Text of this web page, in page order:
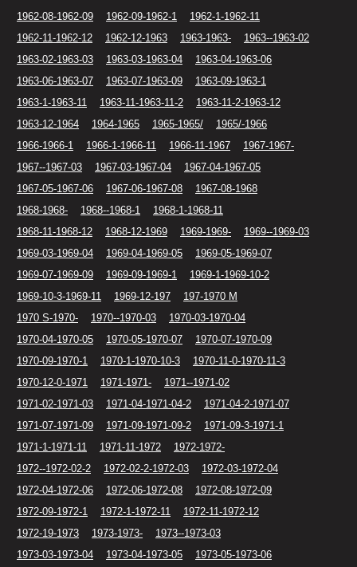
1962-08-1962-09
1962-09-1962-1
1962-1-1962-11
1962-11-1962-12
1962-12-1963 1963-1963-
1963--1963-02
1963-02-1963-03
1963-03-1963-04
1963-04-1963-06
1963-06-1963-07
1963-07-1963-09
1963-09-1963-1
1963-1-1963-11
1963-11-1963-11-2
1963-11-2-1963-12
1963-12-1964
1964-1965 1965-1965/
1965/-1966
1966-1966-1
1966-1-1966-11 1966-11-1967
1967-1967-
1967--1967-03
1967-03-1967-04
1967-04-1967-05
1967-05-1967-06
1967-06-1967-08
1967-08-1968
1968-1968-
1968--1968-1
1968-1-1968-11
1968-11-1968-12
1968-12-1969 1969-1969-
1969--1969-03
1969-03-1969-04
1969-04-1969-05
1969-05-1969-07
1969-07-1969-09
1969-09-1969-1
1969-1-1969-10-2
1969-10-3-1969-11
1969-12-197
197-1970 M
1970 S-1970-
1970--1970-03
1970-03-1970-04
1970-04-1970-05
1970-05-1970-07
1970-07-1970-09
1970-09-1970-1
1970-1-1970-10-3
1970-11-0-1970-11-3
1970-12-0-1971
1971-1971-
1971--1971-02
1971-02-1971-03
1971-04-1971-04-2
1971-04-2-1971-07
1971-07-1971-09
1971-09-1971-09-2
1971-09-3-1971-1
1971-1-1971-11
1971-11-1972
1972-1972-
1972--1972-02-2
1972-02-2-1972-03
1972-03-1972-04
1972-04-1972-06
1972-06-1972-08
1972-08-1972-09
1972-09-1972-1
1972-1-1972-11
1972-11-1972-12
1972-19-1973
1973-1973-
1973--1973-03
1973-03-1973-04
1973-04-1973-05
1973-05-1973-06